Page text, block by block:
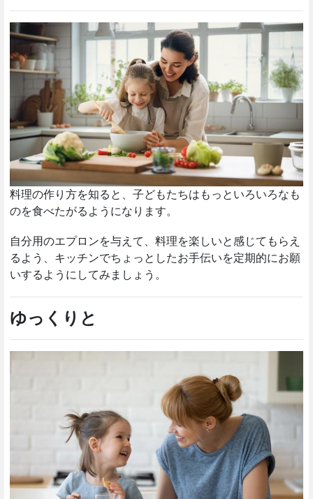
料理の作り方を知ると、子どもたちはもっといろいろなも
のを食べたがるようになります。
自分用のエプロンを与えて、料理を楽しいと感じてもらえ
るよう、キッチンでちょっとしたお手伝いを定期的にお願
いするようにしてみましょう。
ゆっくりと